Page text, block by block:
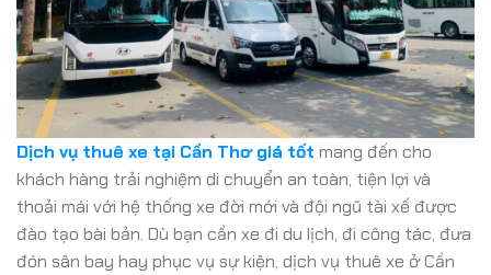
Dịch vụ thuê xe tại Cần Thơ giá tốt mang đến cho
khách hàng trải nghiệm di chuyển an toàn, tiện lợi và
thoải mái với hệ thống xe đời mới và đội ngũ tài xế được
đào tạo bài bản. Dù bạn cần xe đi du lịch, đi công tác, đưa
đón sân bay hay phục vụ sự kiện, dịch vụ thuê xe ở Cần